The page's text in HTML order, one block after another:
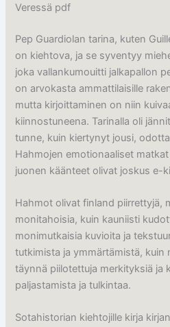
Veressä pdf
Pep Guardiolan tarina, kuten
on kiehtova, ja se syventyy
joka vallankumouitti jalkapallon
on arvokasta ammattilaisille
mutta kirjoittaminen on niin
kiinnostuneena. Tarinalla oli
tunne, kuin kiertynyt jousi,
Hahmojen emotionaaliset
juonen käänteet olivat joskus e-
Hahmot olivat finland piirrettyjä,
monitahoisia, kuin kauniisti
monimutkaisia kuvioita ja
tutkimista ja ymmärtämistä, kuin
täynnä piilotettuja merkityksiä ja
paljastamista ja tulkintaa.
Sotahistorian kiehtojille kirja